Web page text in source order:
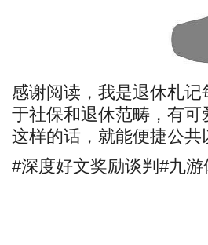
感谢阅读，我是退休札
于社保和退休范畴，有
这样的话，就能便捷公
#深度好文奖励谈判#九游